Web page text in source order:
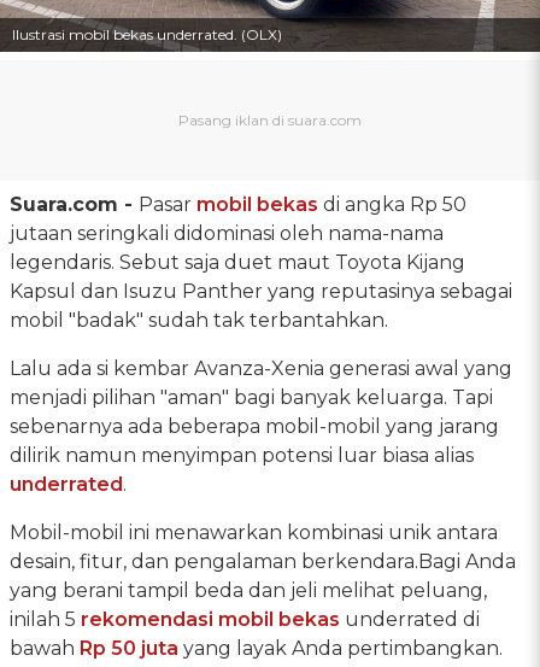
Ilustrasi mobil bekas underrated. (OLX)
Suara.com - Pasar mobil bekas di angka Rp 50
jutaan seringkali didominasi oleh nama-nama
legendaris. Sebut saja duet maut Toyota Kijang
Kapsul dan Isuzu Panther yang reputasinya sebagai
mobil "badak" sudah tak terbantahkan.
Lalu ada si kembar Avanza-Xenia generasi awal yang
menjadi pilihan "aman" bagi banyak keluarga. Tapi
sebenarnya ada beberapa mobil-mobil yang jarang
dilirik namun menyimpan potensi luar biasa alias
underrated.
Mobil-mobil ini menawarkan kombinasi unik antara
desain, fitur, dan pengalaman berkendara.Bagi Anda
yang berani tampil beda dan jeli melihat peluang,
inilah 5 rekomendasi mobil bekas underrated di
bawah Rp 50 juta yang layak Anda pertimbangkan.